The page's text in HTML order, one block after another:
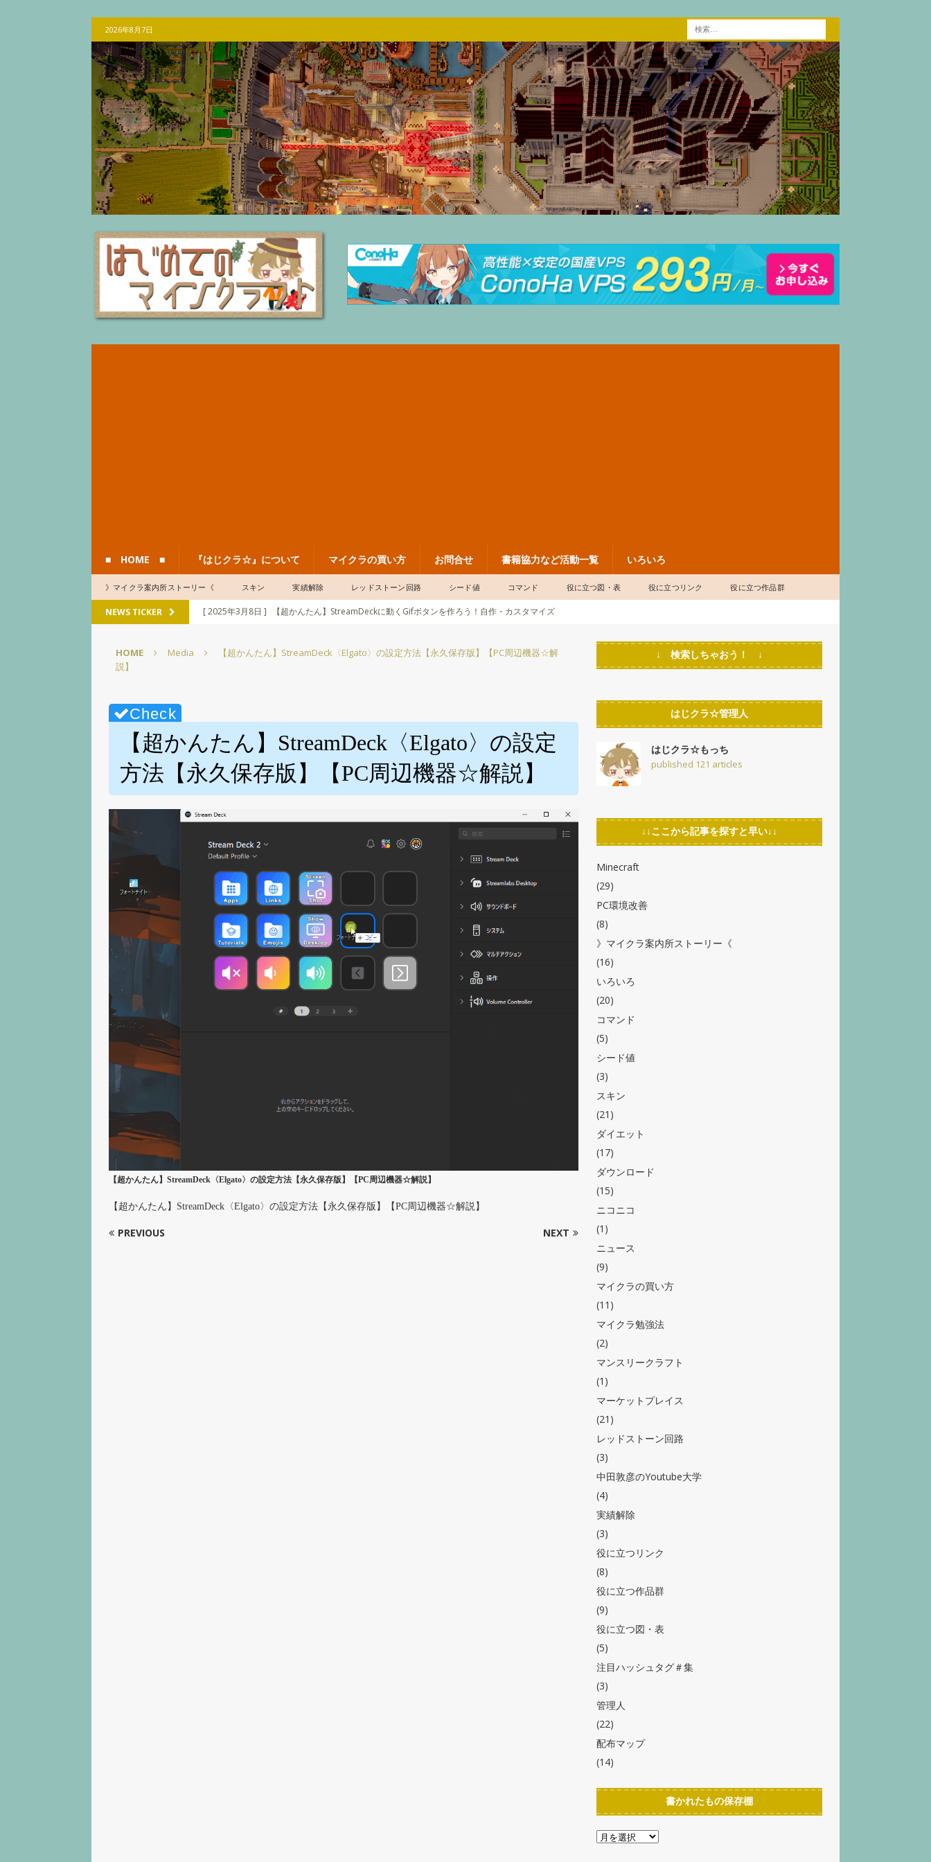
2026年8月7日
■ HOME ■ 『はじクラ☆』について マイクラの買い方 お問合せ 書籍協力など活動一覧 いろいろ
》マイクラ案内所ストーリー《 スキン 実績解除 レッドストーン回路 シード値 コマンド 役に立つ図・表 役に立つリンク 役に立つ作品群
NEWS TICKER [ 2025年3月8日 ]
【超かんたん】StreamDeckに動くGifボタンを作ろう！自作・カスタマイズ
[ 2025年3月1日 ] 【超かんたん！】StreamDeckのボタンの作り方！「KeyCreator」使い方解説
イズpart1【screensaver徹底解説】【ELGATO】
[ 2025年2月15日 ]
【図表でわかる！】StreamDeck各種の画像の解像度とサイズまとめ
【ELGATO】
PC環境改善
【Elgato】
PC環境改善
HOME Media
【超かんたん】StreamDeck〈Elgato〉の設定方法【永久保存版】【PC周辺機器☆解
説】
【超かんたん】StreamDeck〈Elgato〉の設定
方法【永久保存版】【PC周辺機器☆解説】
【超かんたん】StreamDeck〈Elgato〉の設定方法【永久保存版】【PC周辺機器☆解説】
【超かんたん】StreamDeck〈Elgato〉の設定方法【永久保存版】【PC周辺機器☆解説】
PREVIOUS NEXT
↓ 検索しちゃおう！ ↓
はじクラ☆管理人
はじクラ☆もっち
published 121 articles
↓↓ここから記事を探すと早い↓↓
Minecraft
(29)
PC環境改善
(8)
》マイクラ案内所ストーリー《
(16)
いろいろ
(20)
コマンド
(5)
シード値
(3)
スキン
(21)
ダイエット
(17)
ダウンロード
(15)
ニコニコ
(1)
ニュース
(9)
マイクラの買い方
(11)
マイクラ勉強法
(2)
マンスリークラフト
(1)
マーケットプレイス
(21)
レッドストーン回路
(3)
中田敦彦のYoutube大学
(4)
実績解除
(3)
役に立つリンク
(8)
役に立つ作品群
(9)
役に立つ図・表
(5)
注目ハッシュタグ＃集
(3)
管理人
(22)
配布マップ
(14)
書かれたもの保存棚